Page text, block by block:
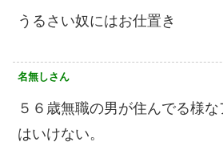
うるさい奴にはお仕置き
名無しさん
５６歳無職の男が住んでる様
はいけない。